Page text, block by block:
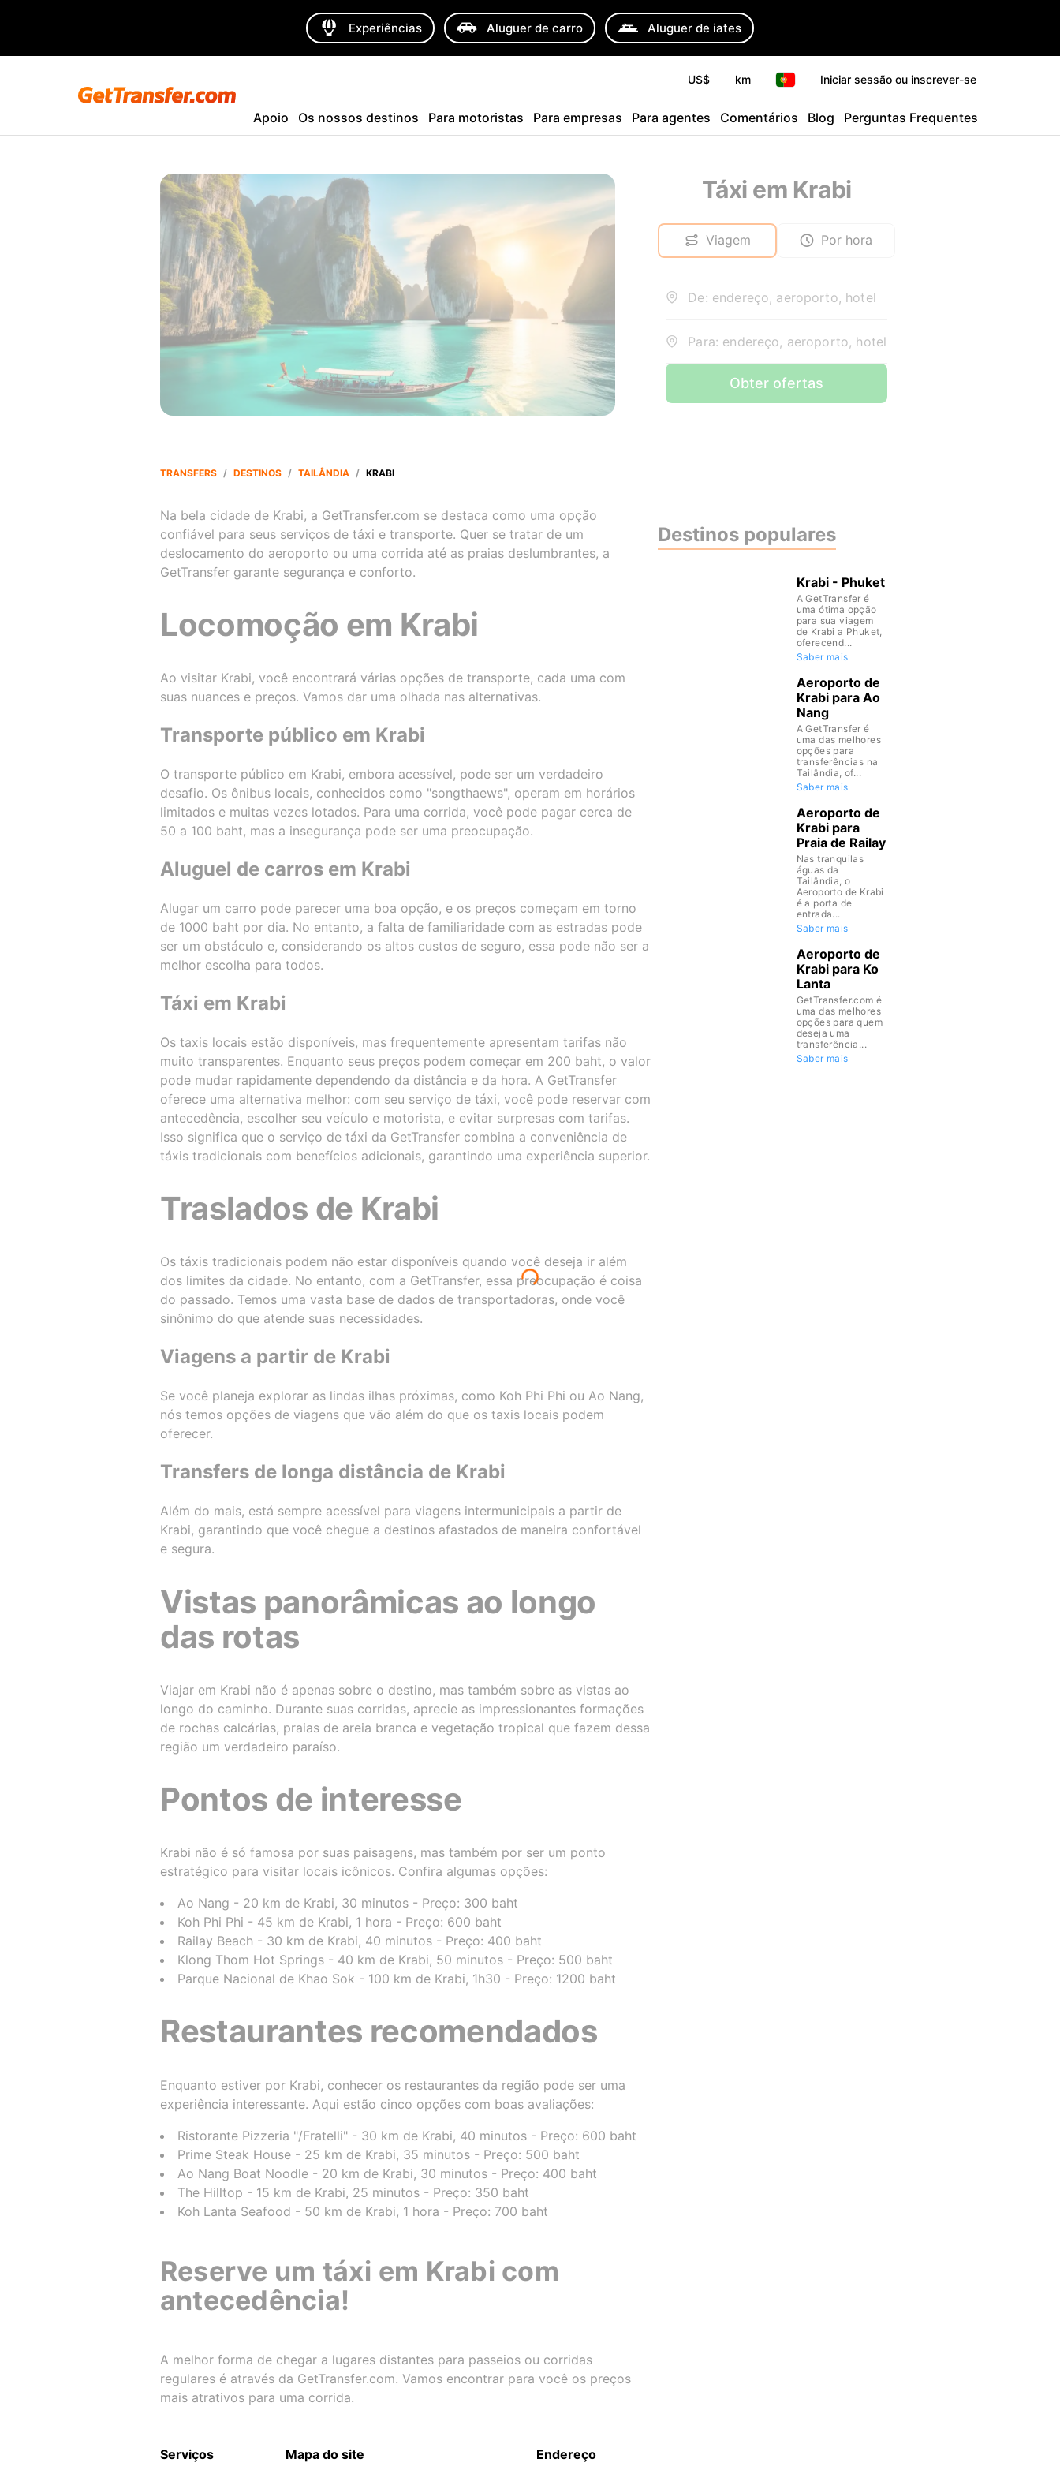
Experiências Aluguer de carro Aluguer de iates
US$ km Iniciar sessão ou inscrever-se
Apoio Os nossos destinos Para motoristas Para empresas Para agentes Comentários Blog Perguntas Frequentes
Táxi em Krabi
Viagem Por hora
De: endereço, aeroporto, hotel
Para: endereço, aeroporto, hotel
Obter ofertas
TRANSFERS / DESTINOS / TAILÂNDIA / KRABI
Na bela cidade de Krabi, a GetTransfer.com se destaca como uma opção
confiável para seus serviços de táxi e transporte. Quer se tratar de um
deslocamento do aeroporto ou uma corrida até as praias deslumbrantes, a
GetTransfer garante segurança e conforto.
Locomoção em Krabi
Ao visitar Krabi, você encontrará várias opções de transporte, cada uma com
suas nuances e preços. Vamos dar uma olhada nas alternativas.
Transporte público em Krabi
O transporte público em Krabi, embora acessível, pode ser um verdadeiro
desafio. Os ônibus locais, conhecidos como "songthaews", operam em horários
limitados e muitas vezes lotados. Para uma corrida, você pode pagar cerca de
50 a 100 baht, mas a insegurança pode ser uma preocupação.
Aluguel de carros em Krabi
Alugar um carro pode parecer uma boa opção, e os preços começam em torno
de 1000 baht por dia. No entanto, a falta de familiaridade com as estradas pode
ser um obstáculo e, considerando os altos custos de seguro, essa pode não ser a
melhor escolha para todos.
Táxi em Krabi
Os taxis locais estão disponíveis, mas frequentemente apresentam tarifas não
muito transparentes. Enquanto seus preços podem começar em 200 baht, o valor
pode mudar rapidamente dependendo da distância e da hora. A GetTransfer
oferece uma alternativa melhor: com seu serviço de táxi, você pode reservar com
antecedência, escolher seu veículo e motorista, e evitar surpresas com tarifas.
Isso significa que o serviço de táxi da GetTransfer combina a conveniência de
táxis tradicionais com benefícios adicionais, garantindo uma experiência superior.
Traslados de Krabi
Os táxis tradicionais podem não estar disponíveis quando você deseja ir além
dos limites da cidade. No entanto, com a GetTransfer, essa preocupação é coisa
do passado. Temos uma vasta base de dados de transportadoras, onde você
sinônimo do que atende suas necessidades.
Viagens a partir de Krabi
Se você planeja explorar as lindas ilhas próximas, como Koh Phi Phi ou Ao Nang,
nós temos opções de viagens que vão além do que os taxis locais podem
oferecer.
Transfers de longa distância de Krabi
Além do mais, está sempre acessível para viagens intermunicipais a partir de
Krabi, garantindo que você chegue a destinos afastados de maneira confortável
e segura.
Vistas panorâmicas ao longo
das rotas
Viajar em Krabi não é apenas sobre o destino, mas também sobre as vistas ao
longo do caminho. Durante suas corridas, aprecie as impressionantes formações
de rochas calcárias, praias de areia branca e vegetação tropical que fazem dessa
região um verdadeiro paraíso.
Pontos de interesse
Krabi não é só famosa por suas paisagens, mas também por ser um ponto
estratégico para visitar locais icônicos. Confira algumas opções:
Ao Nang - 20 km de Krabi, 30 minutos - Preço: 300 baht
Koh Phi Phi - 45 km de Krabi, 1 hora - Preço: 600 baht
Railay Beach - 30 km de Krabi, 40 minutos - Preço: 400 baht
Klong Thom Hot Springs - 40 km de Krabi, 50 minutos - Preço: 500 baht
Parque Nacional de Khao Sok - 100 km de Krabi, 1h30 - Preço: 1200 baht
Restaurantes recomendados
Enquanto estiver por Krabi, conhecer os restaurantes da região pode ser uma
experiência interessante. Aqui estão cinco opções com boas avaliações:
Ristorante Pizzeria "/Fratelli" - 30 km de Krabi, 40 minutos - Preço: 600 baht
Prime Steak House - 25 km de Krabi, 35 minutos - Preço: 500 baht
Ao Nang Boat Noodle - 20 km de Krabi, 30 minutos - Preço: 400 baht
The Hilltop - 15 km de Krabi, 25 minutos - Preço: 350 baht
Koh Lanta Seafood - 50 km de Krabi, 1 hora - Preço: 700 baht
Reserve um táxi em Krabi com
antecedência!
A melhor forma de chegar a lugares distantes para passeios ou corridas
regulares é através da GetTransfer.com. Vamos encontrar para você os preços
mais atrativos para uma corrida.
Destinos populares
Krabi - Phuket
A GetTransfer é
uma ótima opção
para sua viagem
de Krabi a Phuket,
oferecend...
Saber mais
Aeroporto de
Krabi para Ao
Nang
A GetTransfer é
uma das melhores
opções para
transferências na
Tailândia, of...
Saber mais
Aeroporto de
Krabi para
Praia de Railay
Nas tranquilas
águas da
Tailândia, o
Aeroporto de Krabi
é a porta de
entrada...
Saber mais
Aeroporto de
Krabi para Ko
Lanta
GetTransfer.com é
uma das melhores
opções para quem
deseja uma
transferência...
Saber mais
Serviços Mapa do site Endereço